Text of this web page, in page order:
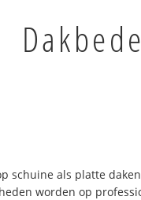
schuine als platte
worden op